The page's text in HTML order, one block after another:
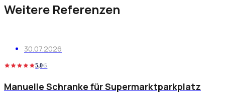
Weitere Referenzen
30.07.2026
5,0/5
Manuelle Schranke für Supermarktparkplatz